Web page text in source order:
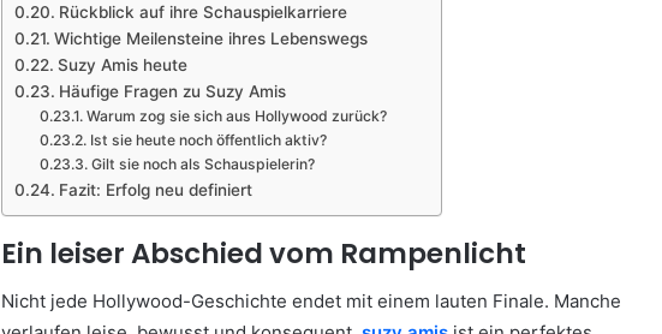
Rückblick auf ihre Schauspielkarriere
Wichtige Meilensteine ihres Lebenswegs
Suzy Amis heute
Häufige Fragen zu Suzy Amis
Warum zog sie sich aus Hollywood zurück?
Ist sie heute noch öffentlich aktiv?
Gilt sie noch als Schauspielerin?
Fazit: Erfolg neu definiert
Ein leiser Abschied vom Rampenlicht
Nicht jede Hollywood-Geschichte endet mit einem lauten Finale. Manche